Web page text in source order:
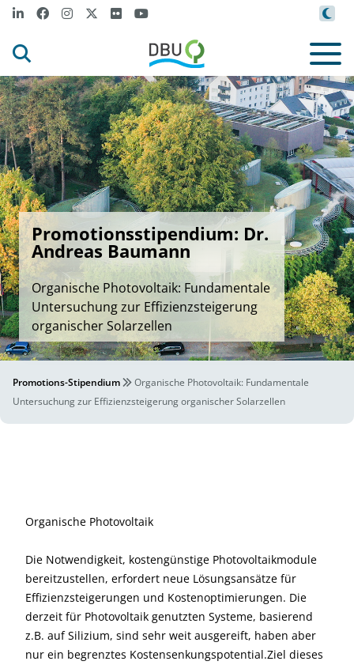
Promotionsstipendium: Dr.
Andreas Baumann
Organische Photovoltaik: Fundamentale
Untersuchung zur Effizienzsteigerung
organischer Solarzellen
Promotions-Stipendium
Organische Photovoltaik: Fundamentale
Untersuchung zur Effizienzsteigerung organischer Solarzellen
Organische Photovoltaik
Die Notwendigkeit, kostengünstige Photovoltaikmodule
bereitzustellen, erfordert neue Lösungsansätze für
Effizienzsteigerungen und Kostenoptimierungen. Die
derzeit für Photovoltaik genutzten Systeme, basierend
z.B. auf Silizium, sind sehr weit ausgereift, haben aber
nur ein begrenztes Kostensenkungspotential.Ziel dieses